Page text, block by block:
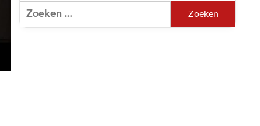
Zoeken
naar: